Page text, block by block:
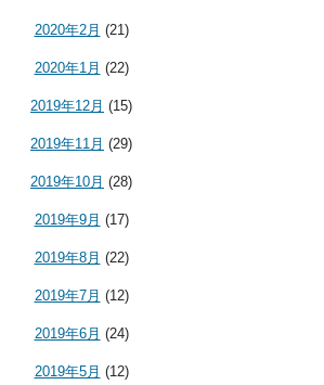
2020年2月 (21)
2020年1月 (22)
2019年12月 (15)
2019年11月 (29)
2019年10月 (28)
2019年9月 (17)
2019年8月 (22)
2019年7月 (12)
2019年6月 (24)
2019年5月 (12)